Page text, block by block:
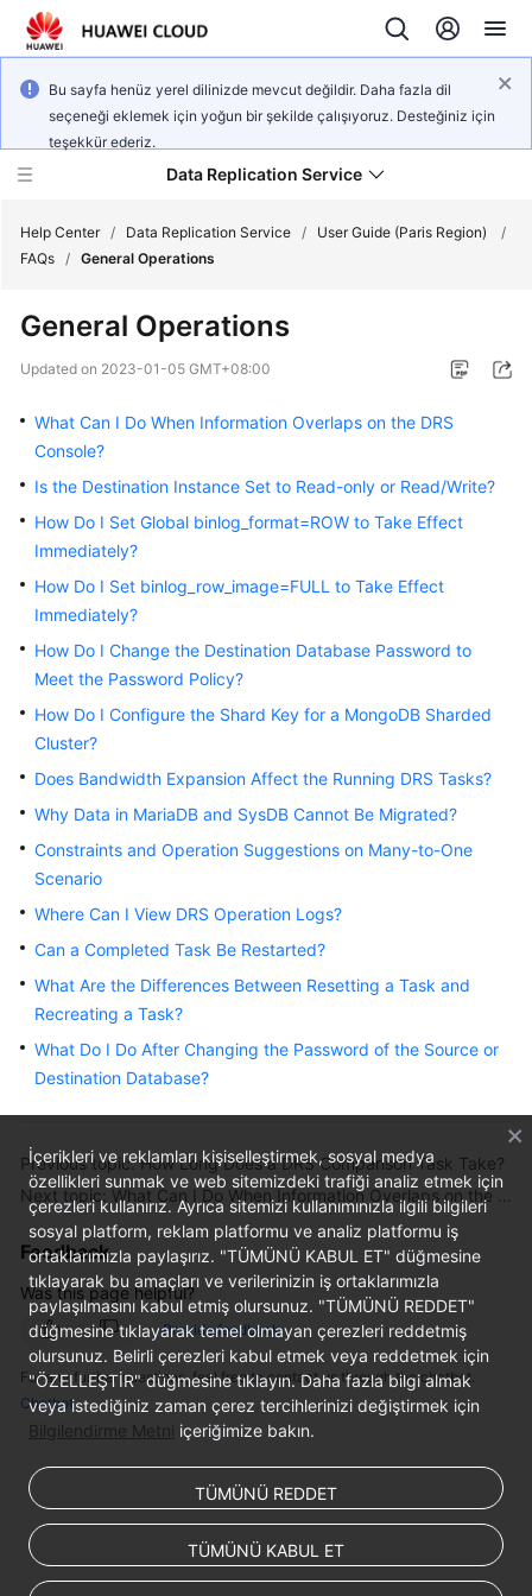
Bu sayfa henüz yerel dilinizde mevcut değildir. Daha fazla dil
seçeneği eklemek için yoğun bir şekilde çalışıyoruz. Desteğiniz için
teşekkür ederiz.
Data Replication Service
New
Overview
Getting
Started
Best
Practices
White
Paper
API
SDK
Reference
Troubleshooting
More
Documents
General
Reference
Glossary
Shared
Service
Agreement
Help Center / Data Replication Service / User Guide (Paris Region)
/
FAQs / General Operations
General Operations
Updated on 2023-01-05 GMT+08:00
What Can I Do When Information Overlaps on the DRS
Console?
Is the Destination Instance Set to Read-only or Read/Write?
How Do I Set Global binlog_format=ROW to Take Effect
Immediately?
How Do I Set binlog_row_image=FULL to Take Effect
Immediately?
How Do I Change the Destination Database Password to
Meet the Password Policy?
How Do I Configure the Shard Key for a MongoDB Sharded
Cluster?
Does Bandwidth Expansion Affect the Running DRS Tasks?
Why Data in MariaDB and SysDB Cannot Be Migrated?
Constraints and Operation Suggestions on Many-to-One
Scenario
Where Can I View DRS Operation Logs?
Can a Completed Task Be Restarted?
What Are the Differences Between Resetting a Task and
Recreating a Task?
What Do I Do After Changing the Password of the Source or
Destination Database?
Previous topic: How Long Does a DRS Comparison Task Take?
Feedback
Was this page helpful?
Provide feedback
For any further questions, feel free to contact us through the chatbot.
Chatbot
İçerikleri ve reklamları kişiselleştirmek, sosyal medya
özellikleri sunmak ve web sitemizdeki trafiği analiz etmek için
çerezleri kullanırız. Ayrıca sitemizi kullanımınızla ilgili bilgileri
sosyal platform, reklam platformu ve analiz platformu iş
ortaklarımızla paylaşırız. "TÜMÜNÜ KABUL ET" düğmesine
tıklayarak bu amaçları ve verilerinizin iş ortaklarımızla
paylaşılmasını kabul etmiş olursunuz. "TÜMÜNÜ REDDET"
düğmesine tıklayarak temel olmayan çerezleri reddetmiş
olursunuz. Belirli çerezleri kabul etmek veya reddetmek için
"ÖZELLEŞTİR" düğmesine tıklayın. Daha fazla bilgi almak
veya istediğiniz zaman çerez tercihlerinizi değiştirmek için
Bilgilendirme Metni içeriğimize bakın.
TÜMÜNÜ REDDET
TÜMÜNÜ KABUL ET